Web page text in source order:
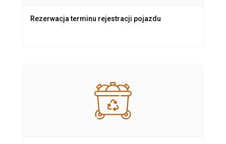
Rezerwacja terminu rejestracji pojazdu